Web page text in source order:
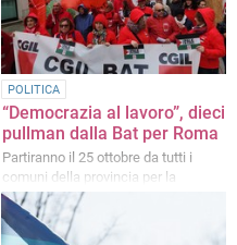
POLITICA
“Democrazia al lavoro”, dieci
pullman dalla Bat per Roma
Partiranno il 25 ottobre da tutti i
comuni della provincia per la
manifestazione nazionale della Cgil